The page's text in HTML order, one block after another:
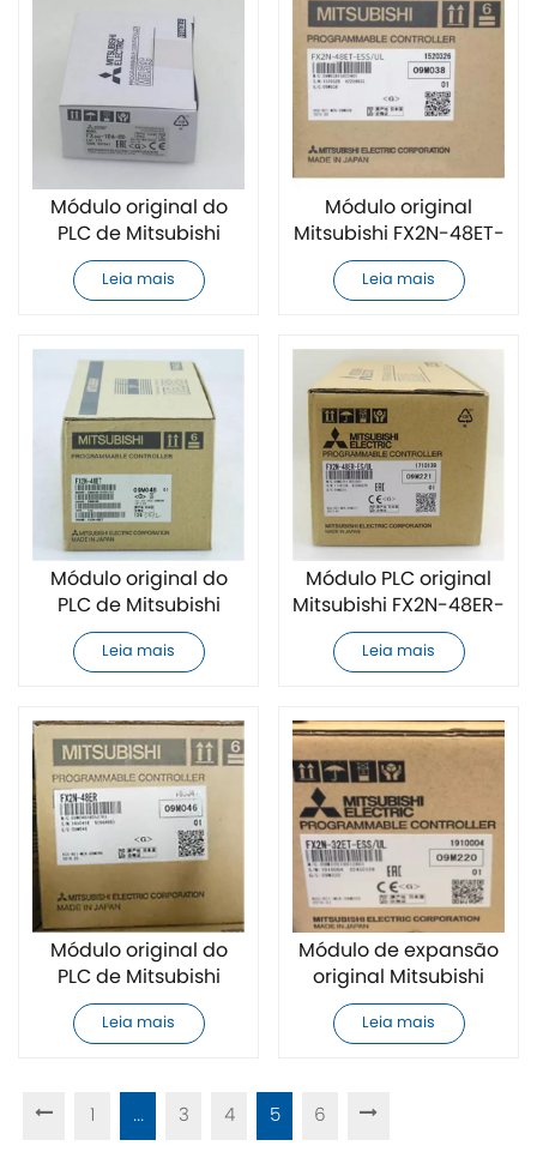
Módulo original do
PLC de Mitsubishi
FX3G-1DA-BD
Leia mais
Módulo original
Mitsubishi FX2N-48ET-
ESS/UL PLC
Leia mais
Módulo original do
PLC de Mitsubishi
FX2N-48ET
Leia mais
Módulo PLC original
Mitsubishi FX2N-48ER-
ES/UL
Leia mais
Módulo original do
PLC de Mitsubishi
FX2N-48ER
Leia mais
Módulo de expansão
original Mitsubishi
FX2N-32ET-ESS/UL PLC
Leia mais
1 ... 3 4 5 6